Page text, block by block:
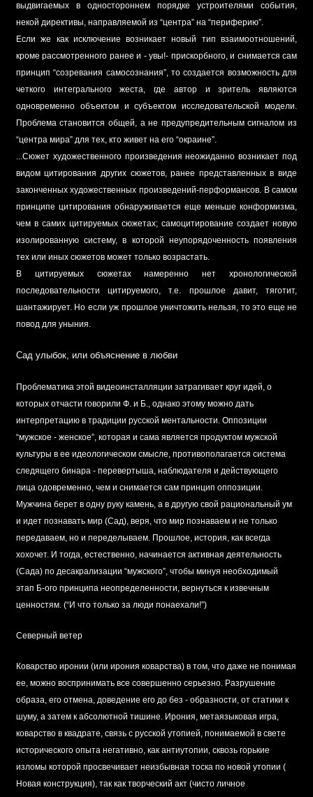
выдвигаемых в одностороннем порядке устроителями события,
некой директивы, направляемой из “центра” на “периферию”.
Если же как исключение возникает новый тип взаимоотношений,
кроме рассмотренного ранее и - увы!- прискорбного, и снимается сам
принцип “созревания самосознания”, то создается возможность для
четкого интегрального жеста, где автор и зритель являются
одновременно объектом и субъектом исследовательской модели.
Проблема становится общей, а не предупредительным сигналом из
“центра мира” для тех, кто живет на его “окраине”.
...Сюжет художественного произведения неожиданно возникает под
видом цитирования других сюжетов, ранее представленных в виде
законченных художественных произведений-перформансов. В самом
принципе цитирования обнаруживается еще меньше конформизма,
чем в самих цитируемых сюжетах; самоцитирование создает новую
изолированную систему, в которой неупорядоченность появления
тех или иных сюжетов может только возрастать.
В цитируемых сюжетах намеренно нет хронологической
последовательности цитируемого, т.е. прошлое давит, тяготит,
шантажирует. Но если уж прошлое уничтожить нельзя, то это еще не
повод для уныния.
Сад улыбок, или объяснение в любви
Проблематика этой видеоинсталляции затрагивает круг идей, о
которых отчасти говорили Ф. и Б., однако этому можно дать
интерпретацию в традиции русской ментальности. Оппозиции
“мужское - женское”, которая и сама является продуктом мужской
культуры в ее идеологическом смысле, противополагается система
следящего бинара - перевертыша, наблюдателя и действующего
лица одовременно, чем и снимается сам принцип оппозиции.
Мужчина берет в одну руку камень, а в другую свой рациональный ум
и идет познавать мир (Сад), веря, что мир познаваем и не только
передаваем, но и переделываем. Прошлое, история, как всегда
хохочет. И тогда, естественно, начинается активная деятельность
(Сада) по десакрализации “мужского”, чтобы минуя необходимый
этап Б-ого принципа неопределенности, вернуться к извечным
ценностям. (“И что только за люди понаехали!”)
Северный ветер
Коварство иронии (или ирония коварства) в том, что даже не понимая
ее, можно воспринимать все совершенно серьезно. Разрушение
образа, его отмена, доведение его до без - образности, от статики к
шуму, а затем к абсолютной тишине. Ирония, метаязыковая игра,
коварство в квадрате, связь с русской утопией, понимаемой в свете
исторического опыта негативно, как антиутопии, сквозь горькие
изломы которой просвечивает неизбывная тоска по новой утопии (
Новая конструкция), так как творческий акт (чисто личное